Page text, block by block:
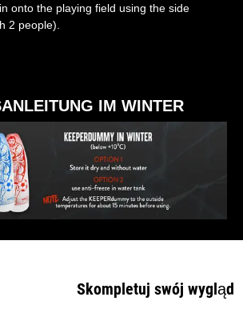
onto the playing field using the side
2 people).
IM WINTER
Skompletuj swój wygląd